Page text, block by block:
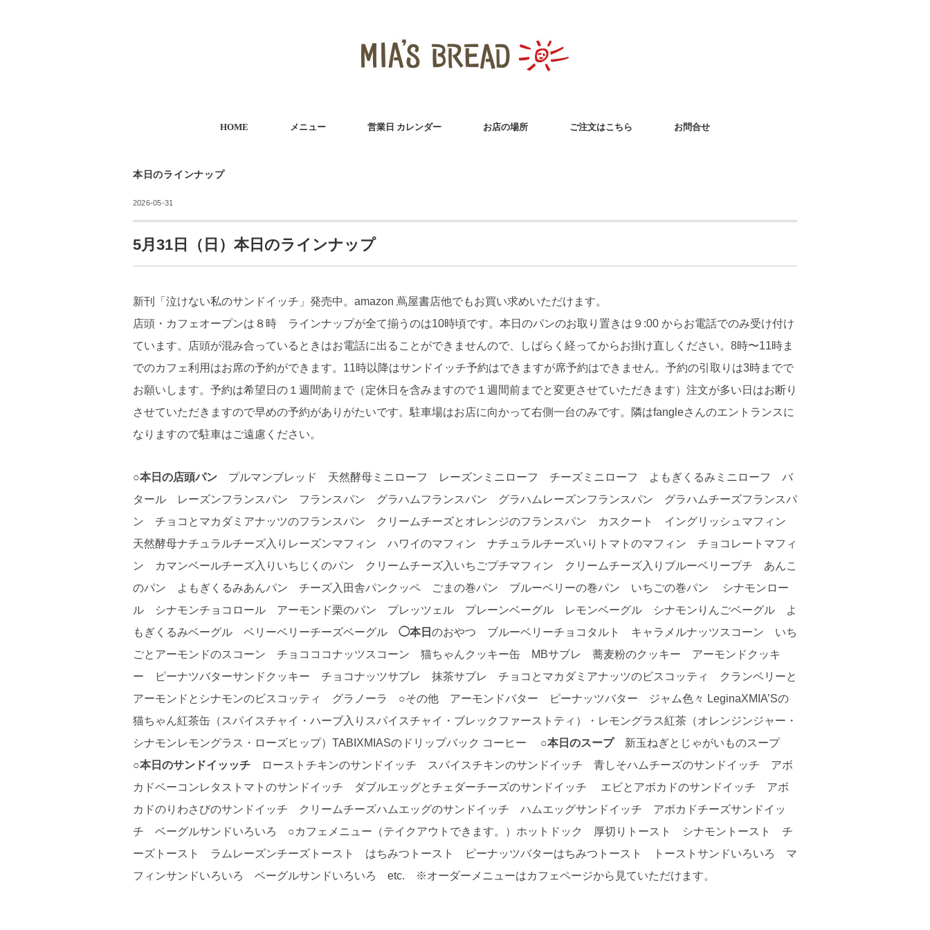
HOME メニュー 営業日 カレンダー お店の場所 ご注文はこちら お問合せ
本日のラインナップ
2026-05-31
5月31日（日）本日のラインナップ
新刊「泣けない私のサンドイッチ」発売中。amazon 蔦屋書店他でもお買い求めいただけます。
店頭・カフェオープンは８時 ラインナップが全て揃うのは10時頃です。本日のパンのお取り置きは９:00 からお電話でのみ受け付け
ています。店頭が混み合っているときはお電話に出ることができませんので、しばらく経ってからお掛け直しください。8時〜11時ま
でのカフェ利用はお席の予約ができます。11時以降はサンドイッチ予約はできますが席予約はできません。予約の引取りは3時までで
お願いします。予約は希望日の１週間前まで（定休日を含みますので１週間前までと変更させていただきます）注文が多い日はお断り
させていただきますので早めの予約がありがたいです。駐車場はお店に向かって右側一台のみです。隣はfangleさんのエントランスに
なりますので駐車はご遠慮ください。
○本日の店頭パン プルマンブレッド 天然酵母ミニローフ レーズンミニローフ チーズミニローフ よもぎくるみミニローフ バ
タール レーズンフランスパン フランスパン グラハムフランスパン グラハムレーズンフランスパン グラハムチーズフランスパ
ン チョコとマカダミアナッツのフランスパン クリームチーズとオレンジのフランスパン カスクート イングリッシュマフィン
天然酵母ナチュラルチーズ入りレーズンマフィン ハワイのマフィン ナチュラルチーズいりトマトのマフィン チョコレートマフィ
ン カマンベールチーズ入りいちじくのパン クリームチーズ入いちごプチマフィン クリームチーズ入りブルーベリープチ あんこ
のパン よもぎくるみあんパン チーズ入田舎パンクッペ ごまの巻パン ブルーベリーの巻パン いちごの巻パン シナモンロー
ル シナモンチョコロール アーモンド栗のパン プレッツェル プレーンベーグル レモンベーグル シナモンりんごベーグル よ
もぎくるみベーグル ベリーベリーチーズベーグル ◯本日 のおやつ ブルーベリーチョコタルト キャラメルナッツスコーン いち
ごとアーモンドのスコーン チョコココナッツスコーン 猫ちゃんクッキー缶 MBサブレ 蕎麦粉のクッキー アーモンドクッキ
ー ピーナツバターサンドクッキー チョコナッツサブレ 抹茶サブレ チョコとマカダミアナッツのビスコッティ クランベリーと
アーモンドとシナモンのビスコッティ グラノーラ ○その他 アーモンドバター ピーナッツバター ジャム色々 LeginaXMIA’Sの
猫ちゃん紅茶缶（スパイスチャイ・ハーブ入りスパイスチャイ・ブレックファーストティ）・レモングラス紅茶（オレンジンジャー・
シナモンレモングラス・ローズヒップ）TABIXMIASのドリップバック コーヒー ○本日のスープ新玉ねぎとじゃがいものスープ
○本日のサンドイッッチ ローストチキンのサンドイッチ スパイスチキンのサンドイッチ 青しそハムチーズのサンドイッチ アボ
カドベーコンレタストマトのサンドイッチ ダブルエッグとチェダーチーズのサンドイッチ エビとアボカドのサンドイッチ アボ
カドのりわさびのサンドイッチ クリームチーズハムエッグのサンドイッチ ハムエッグサンドイッチ アボカドチーズサンドイッ
チ ベーグルサンドいろいろ ○カフェメニュー（テイクアウトできます。）ホットドック 厚切りトースト シナモントースト チ
ーズトースト ラムレーズンチーズトースト はちみつトースト ピーナッツバターはちみつトースト トーストサンドいろいろ マ
フィンサンドいろいろ ベーグルサンドいろいろ etc. ※オーダーメニューはカフェページから見ていただけます。